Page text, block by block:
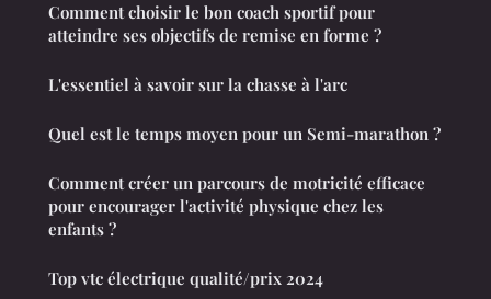
Comment choisir le bon coach sportif pour
atteindre ses objectifs de remise en forme ?
L'essentiel à savoir sur la chasse à l'arc
Quel est le temps moyen pour un Semi-marathon ?
Comment créer un parcours de motricité efficace
pour encourager l'activité physique chez les
enfants ?
Top vtc électrique qualité/prix 2024